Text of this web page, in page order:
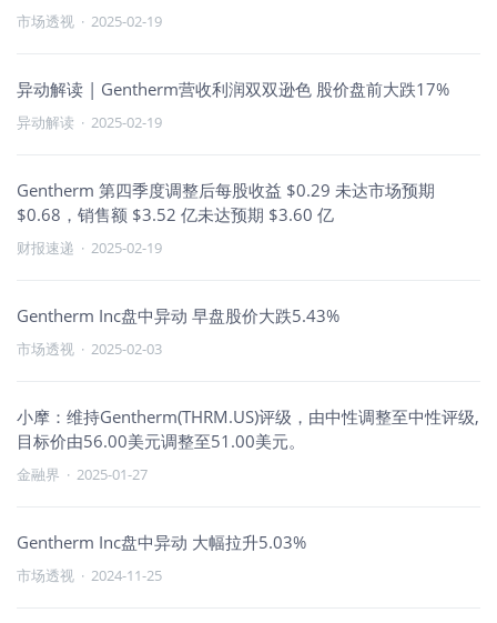
市场透视 · 2025-02-19
异动解读 | Gentherm营收利润双双逊色 股价盘前大跌17%
异动解读 · 2025-02-19
Gentherm 第四季度调整后每股收益 $0.29 未达市场预期
$0.68，销售额 $3.52 亿未达预期 $3.60 亿
财报速递 · 2025-02-19
Gentherm Inc盘中异动 早盘股价大跌5.43%
市场透视 · 2025-02-03
小摩：维持Gentherm(THRM.US)评级，由中性调整至中性评级,
目标价由56.00美元调整至51.00美元。
金融界 · 2025-01-27
Gentherm Inc盘中异动 大幅拉升5.03%
市场透视 · 2024-11-25